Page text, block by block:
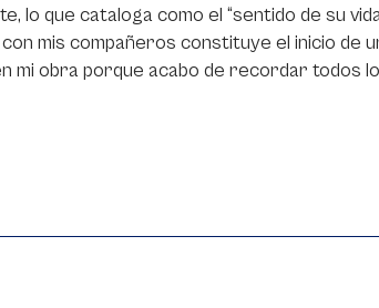
lo que cataloga como el “sentido de su
mis compañeros constituye el inicio de
mi obra porque acabo de recordar todos